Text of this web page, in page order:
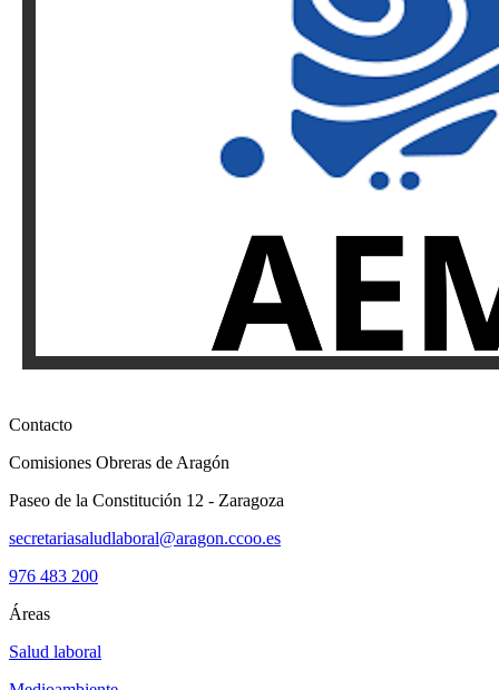
Contacto
Comisiones Obreras de Aragón
Paseo de la Constitución 12 - Zaragoza
secretariasaludlaboral@aragon.ccoo.es
976 483 200
Áreas
Salud laboral